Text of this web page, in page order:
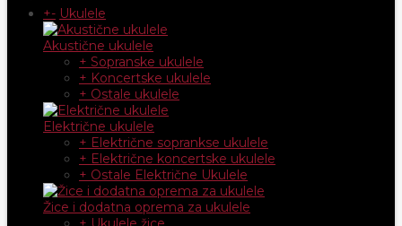
+- Ukulele
Akustične ukulele
+ Sopranske ukulele
+ Koncertske ukulele
+ Ostale ukulele
Električne ukulele
+ Električne soprankse ukulele
+ Električne koncertske ukulele
+ Ostale Električne Ukulele
Žice i dodatna oprema za ukulele